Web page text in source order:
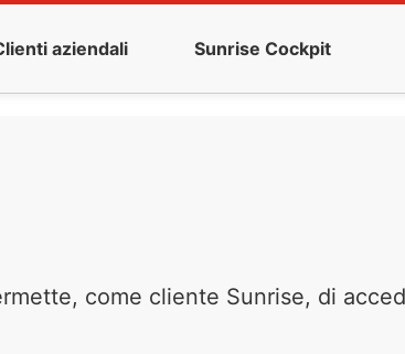
aziendali Sunrise Cockpit
come cliente Sunrise, di